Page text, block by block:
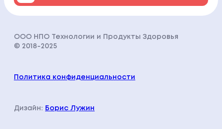
ООО НПО Технологии и Продукты Здоровья
© 2018-2025
Политика конфиденциальности
Дизайн: Борис Лужин